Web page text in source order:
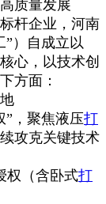
质量发展
杆企业，河南
）自成立以
心，以技术创
方面：
”，聚焦液压打
攻克关键技术
权（含卧式打